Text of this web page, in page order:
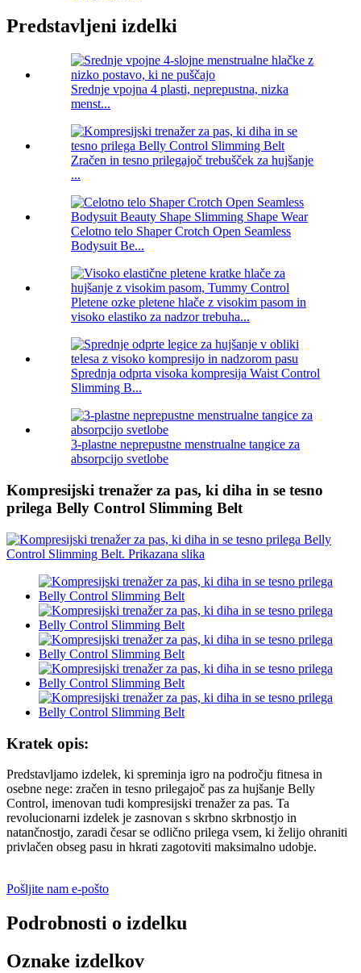
Predstavljeni izdelki
Srednje vpojna 4 plasti, neprepustna, nizka
menst...
Zračen in tesno prilegajoč trebušček za hujšanje
...
Celotno telo Shaper Crotch Open Seamless
Bodysuit Be...
Pletene ozke pletene hlače z visokim pasom in
visoko elastiko za nadzor trebuha...
Sprednja odprta visoka kompresija Waist Control
Slimming B...
3-plastne neprepustne menstrualne tangice za
absorpcijo svetlobe
Kompresijski trenažer za pas, ki diha in se tesno
prilega Belly Control Slimming Belt
Kratek opis:
Predstavljamo izdelek, ki spreminja igro na področju fitnesa in
osebne nege: zračen in tesno prilegajoč pas za hujšanje Belly
Control, imenovan tudi kompresijski trenažer za pas. Ta
revolucionarni izdelek je zasnovan s skrbno skrbnostjo in
natančnostjo, zaradi česar se odlično prilega vsem, ki želijo ohraniti
privlačen obseg pasu in hkrati zagotoviti maksimalno udobje.
Pošljite nam e-pošto
Podrobnosti o izdelku
Oznake izdelkov